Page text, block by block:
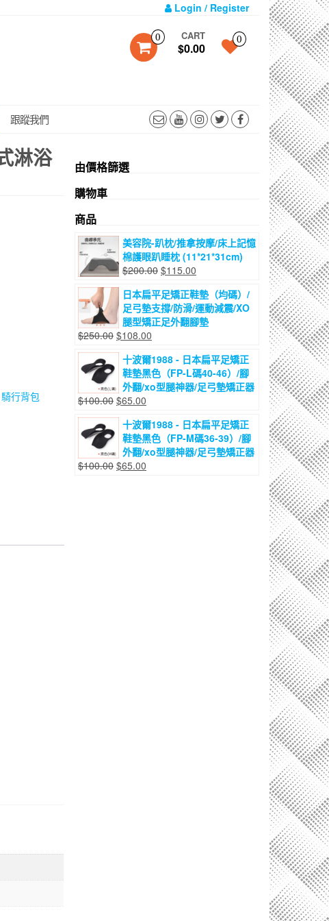
Login / Register
0 CART
$0.00
0
跟蹤我們
淋浴
騎行背包
由價格篩選
購物車
商品
美容院-趴枕/推拿按摩/床上記憶
棉護眼趴睡枕 (11*21*31cm)
$200.00 原
價
格：
$200.00。
$115.00
價
格：
$115.00。
日本扁平足矯正鞋墊（均碼）/
足弓墊支撐/防滑/運動減震/XO
腿型矯正足外翻腳墊
$250.00 原
價
格：
$250.00。
$108.00
價
格：
$108.00。
十波爾1988 - 日本扁平足矯正
鞋墊黑色（FP-L碼40-46）/腳
外翻/xo型腿神器/足弓墊矯正器
$100.00 原
價
格：
$100.00。
$65.00
價
格：
$65.00。
十波爾1988 - 日本扁平足矯正
鞋墊黑色（FP-M碼36-39）/腳
外翻/xo型腿神器/足弓墊矯正器
$100.00 原
$65.00